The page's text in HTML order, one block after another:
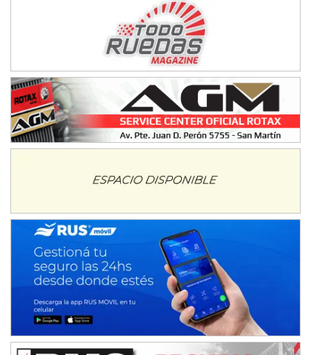
COBERTURA ESPECIAL DE E-KART.COM.AR
Baradero (Buenos Aires)
KDO - F6
Ciudad de Trenque Lauquen (Asfalto)
Trenque Lauquen (Buenos Aires)
Parque de la Velocidad (Asfalto)
VICTORIENSE - F7
El Cerro (Tierra)
Victoria (Entre Ríos)
PATAGONICO - F6
Moto Club Reginense (Tierra)
Gral. E. Godoy (Río Negro)
CSK - F7
Juventud Unida (Tierra)
Humboldt (Santa Fe)